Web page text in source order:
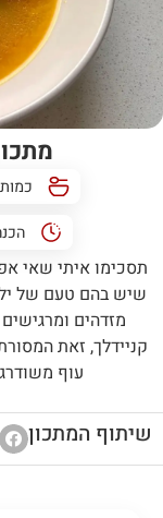
כמות/
תסכימו איתי שאי
שיש בהם טעם של
מזדהים
קניידלך, זאת
עוף
שיתוף המתכון